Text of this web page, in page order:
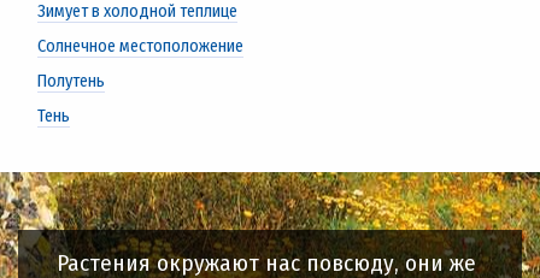
Зимует в холодной теплице
Солнечное местоположение
Полутень
Тень
Растения окружают нас повсюду, они же